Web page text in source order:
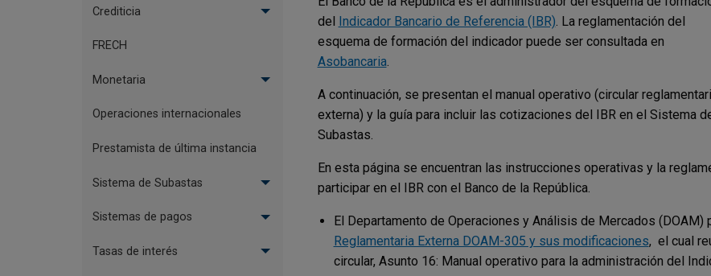
del Indicador Bancario de Referencia (IBR). La reglamentación del
esquema de formación del indicador puede ser consultada en
Asobancaria.
A continuación, se presentan el manual operativo (circular
externa) y la guía para incluir las cotizaciones del IBR en el Sistema
Subastas.
En esta página se encuentran las instrucciones operativas y la
participar en el IBR con el Banco de la República.
El Departamento de Operaciones y Análisis de Mercados
Reglamentaria Externa DOAM-305 y sus modificaciones, el cual
circular, Asunto 16: Manual operativo para la administración del
Crediticia
FRECH
Monetaria
Operaciones internacionales
Prestamista de última instancia
Sistema de Subastas
Sistemas de pagos
Tasas de interés